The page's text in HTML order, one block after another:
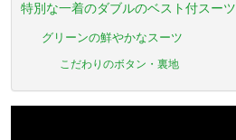
特別な一着のダブルのベスト付スーツ
グリーンの鮮やかなスーツ
こだわりのボタン・裏地